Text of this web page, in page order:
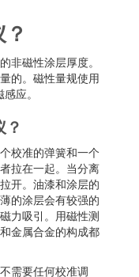
非磁性涂层厚度。
的。磁性量规使用
应。
校准的弹簧和一个
拉在一起。当分离
开。油漆和涂层的
的涂层会有较强的
力吸引。用磁性测
金属合金的构成都
需要任何校准调